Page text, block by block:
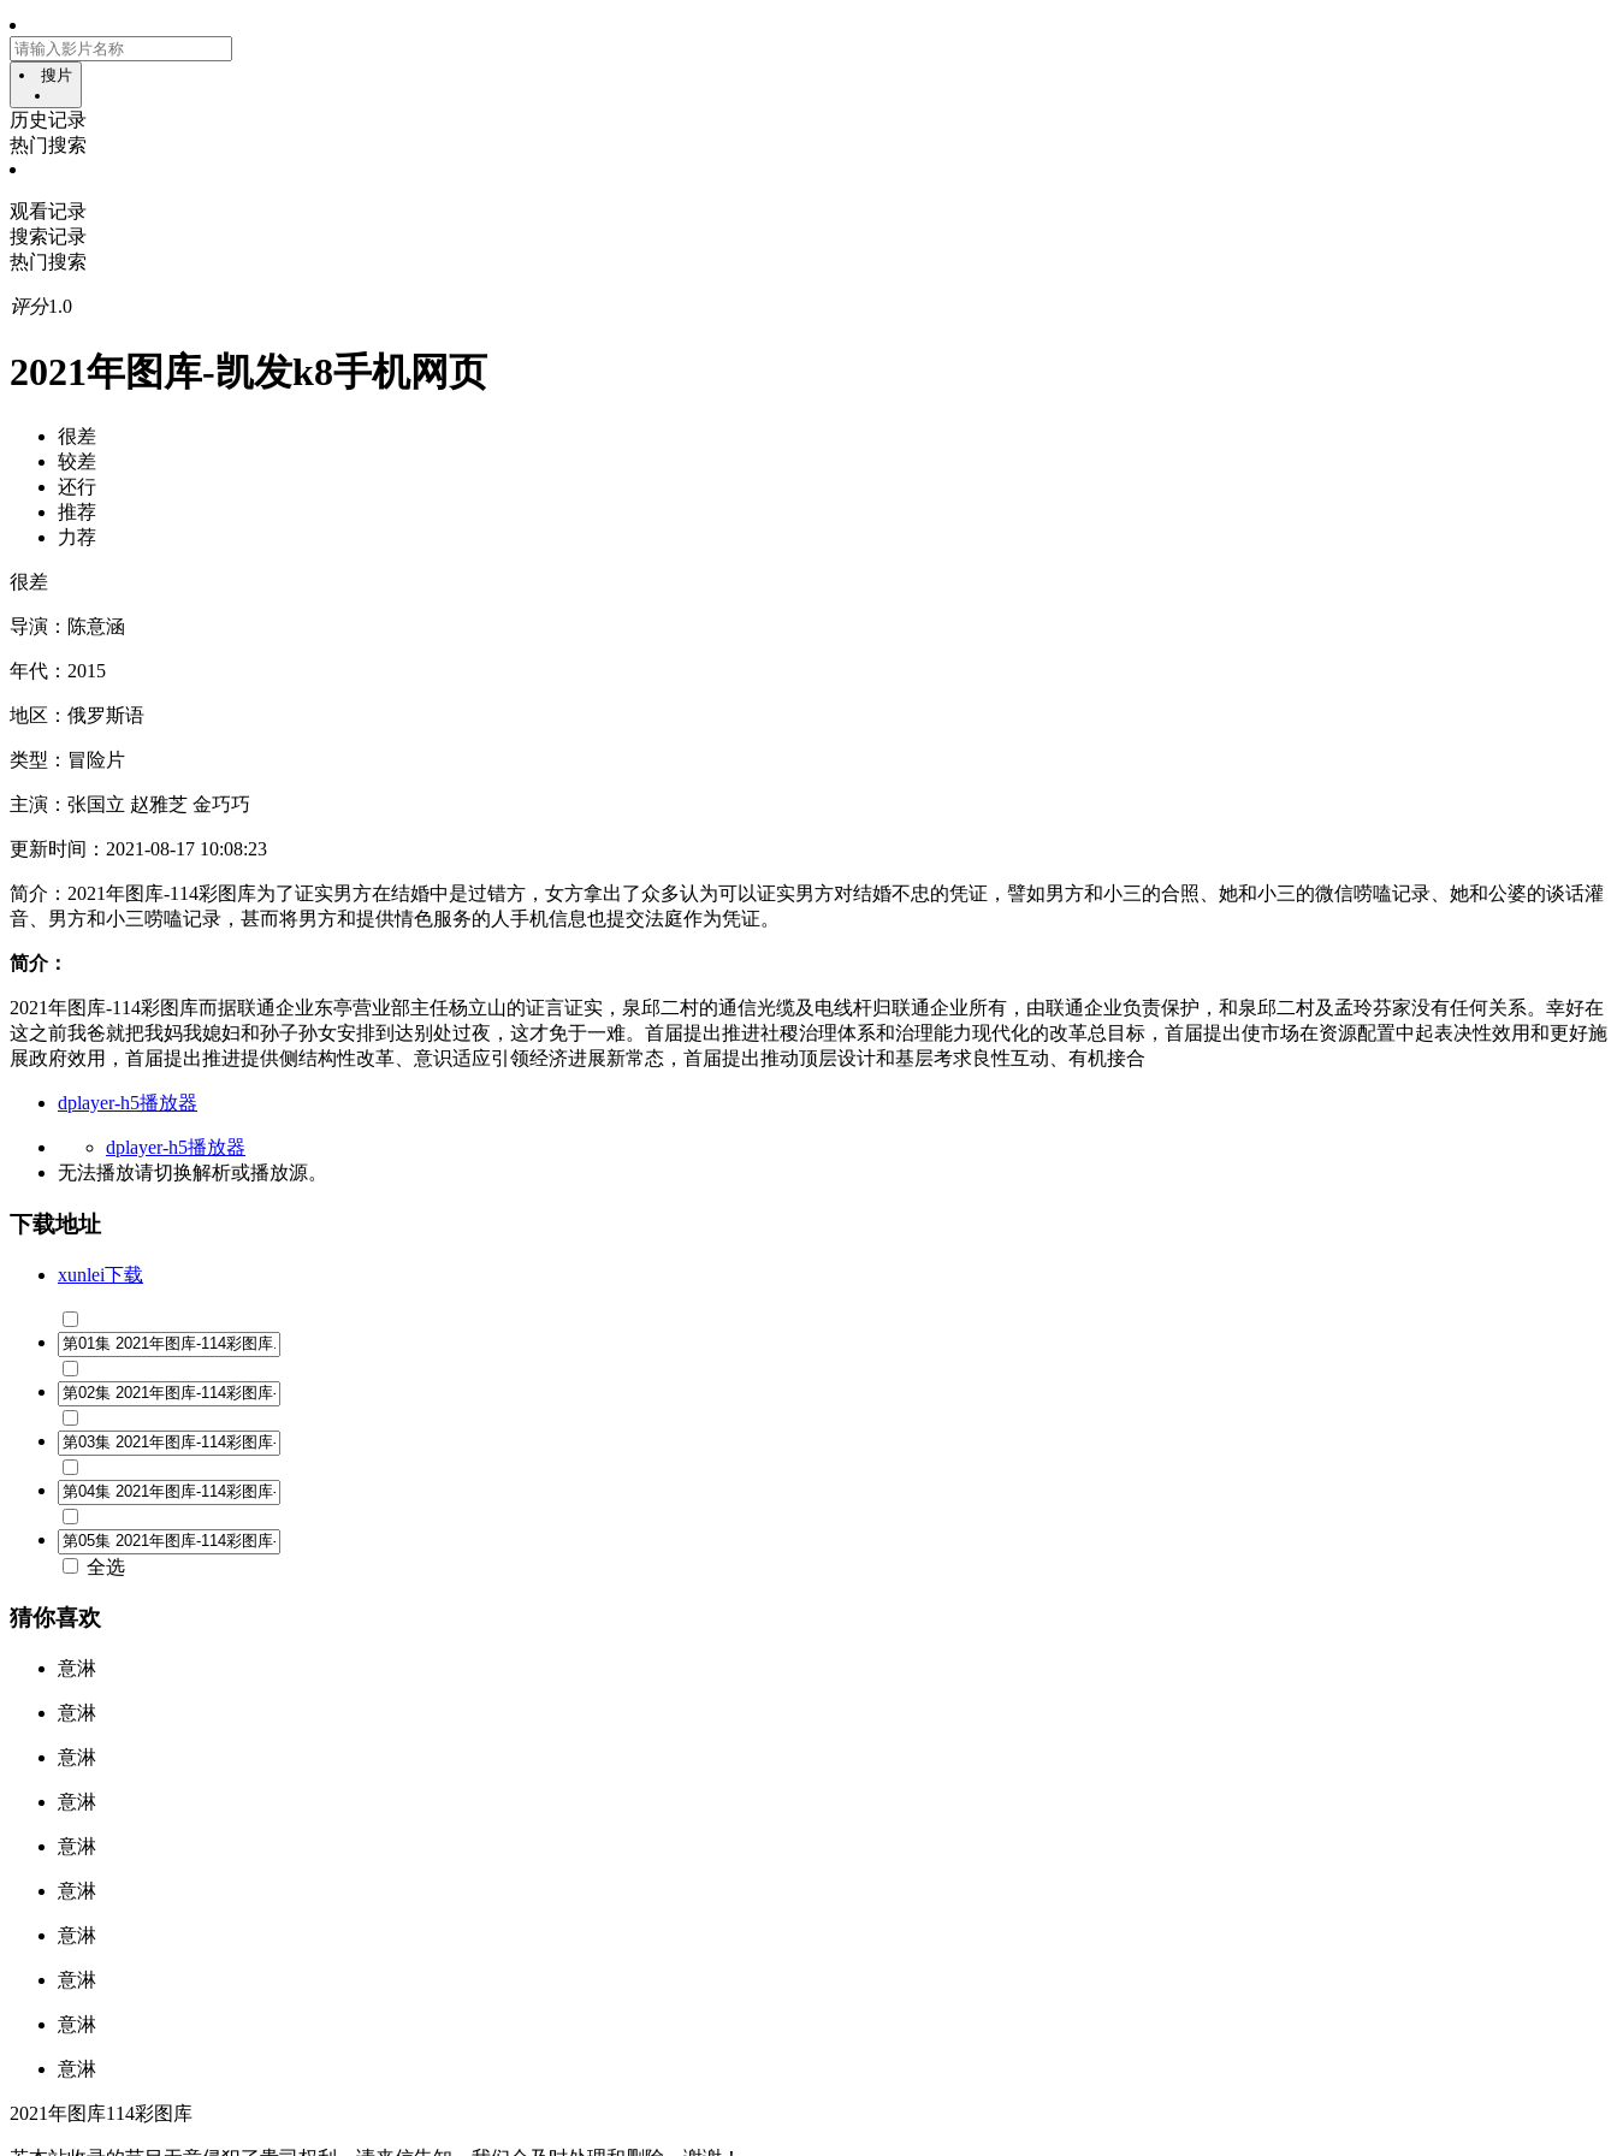
搜片
历史记录
热门搜索
观看记录
搜索记录
热门搜索
评分1.0
2021年图库-凯发k8手机网页
很差
较差
还行
推荐
力荐
很差
导演： 陈意涵
年代： 2015
地区： 俄罗斯语
类型： 冒险片
主演： 张国立 赵雅芝 金巧巧
更新时间： 2021-08-17 10:08:23
简介： 2021年图库-114彩图库为了证实男方在结婚中是过错方，女方拿出了众多认为可以证实男方对结婚不忠的凭证，譬如男方和小三的合照、她和小三的微信唠嗑记录、她和公婆的谈话灌
音、男方和小三唠嗑记录，甚而将男方和提供情色服务的人手机信息也提交法庭作为凭证。
简介：
2021年图库-114彩图库而据联通企业东亭营业部主任杨立山的证言证实，泉邱二村的通信光缆及电线杆归联通企业所有，由联通企业负责保护，和泉邱二村及孟玲芬家没有任何关系。幸好在
这之前我爸就把我妈我媳妇和孙子孙女安排到达别处过夜，这才免于一难。首届提出推进社稷治理体系和治理能力现代化的改革总目标，首届提出使市场在资源配置中起表决性效用和更好施
展政府效用，首届提出推进提供侧结构性改革、意识适应引领经济进展新常态，首届提出推动顶层设计和基层考求良性互动、有机接合
dplayer-h5播放器
dplayer-h5播放器
无法播放请切换解析或播放源。
下载地址
xunlei下载
全选
猜你喜欢
意淋
意淋
意淋
意淋
意淋
意淋
意淋
意淋
意淋
意淋
2021年图库114彩图库